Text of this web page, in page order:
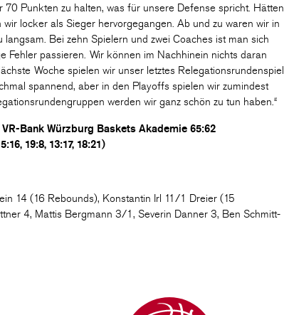
Punkten zu halten, was für unsere Defense spricht. Hätten
locker als Sieger hervorgegangen. Ab und zu waren wir in
Bei zehn Spielern und zwei Coaches ist man sich
Fehler passieren. Wir können im Nachhinein nichts daran
Woche spielen wir unser letztes Relegationsrundenspiel
spannend, aber in den Playoffs spielen wir zumindest
werden wir ganz schön zu tun haben.“
Bank Würzburg Baskets Akademie 65:62
19:8, 13:17, 18:21)
14 (16 Rebounds), Konstantin Irl 11/1 Dreier (15
4, Mattis Bergmann 3/1, Severin Danner 3, Ben Schmitt-